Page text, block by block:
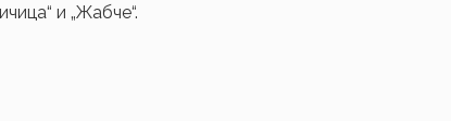
и „Жабче“.